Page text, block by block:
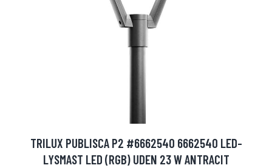
TRILUX PUBLISCA P2 #6662540 6662540 LED-
LYSMAST LED (RGB) UDEN 23 W ANTRACIT